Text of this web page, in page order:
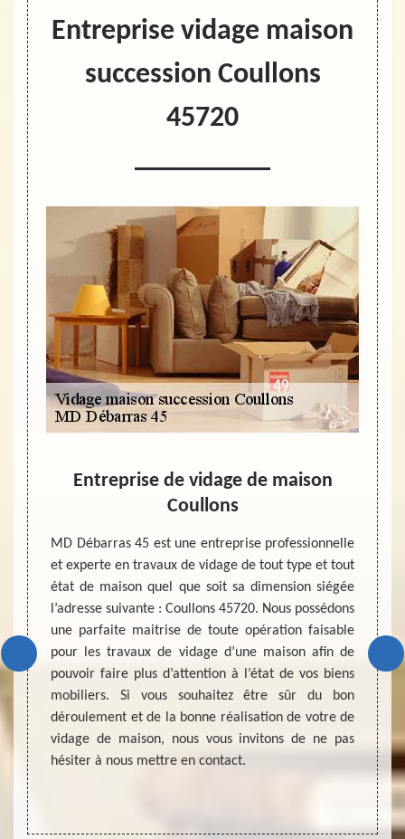
Entreprise vidage maison
succession Coullons
45720
faire
la
en
Entreprise de vidage de maison
Coullons
MD Débarras 45 est une entreprise professionnelle
et experte en travaux de vidage de tout type et tout
état de maison quel que soit sa dimension siégée
l’adresse suivante : Coullons 45720. Nous possédons
une parfaite maitrise de toute opération faisable
pour les travaux de vidage d’une maison afin de
pouvoir faire plus d’attention à l’état de vos biens
mobiliers. Si vous souhaitez être sûr du bon
déroulement et de la bonne réalisation de votre de
vidage de maison, nous vous invitons de ne pas
hésiter à nous mettre en contact.
Le
la
mise